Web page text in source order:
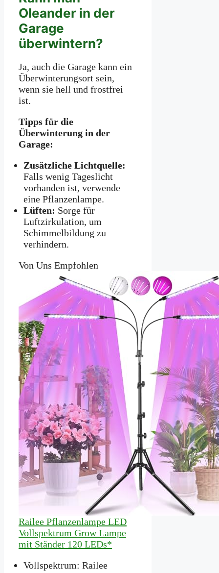
Oleander in der
Garage
überwintern?
Ja, auch die Garage kann ein
Überwinterungsort sein,
wenn sie hell und frostfrei
ist.
Tipps für die
Überwinterung in der
Garage:
Zusätzliche Lichtquelle:
Falls wenig Tageslicht
vorhanden ist, verwende
eine Pflanzenlampe.
Lüften: Sorge für
Luftzirkulation, um
Schimmelbildung zu
verhindern.
Von Uns Empfohlen
Railee Pflanzenlampe LED
Vollspektrum Grow Lampe
mit Ständer 120 LEDs*
Vollspektrum: Railee